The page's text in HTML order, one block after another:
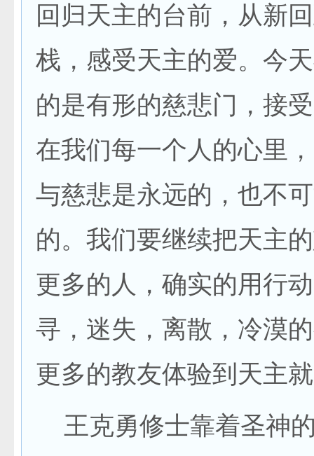
回归天主的台前，从新
栈，感受天主的爱。今
的是有形的慈悲门，接
在我们每一个人的心里
与慈悲是永远的，也不
的。我们要继续把天主
更多的人，确实的用行
寻，迷失，离散，冷漠
更多的教友体验到天主
王克勇修士靠着圣神